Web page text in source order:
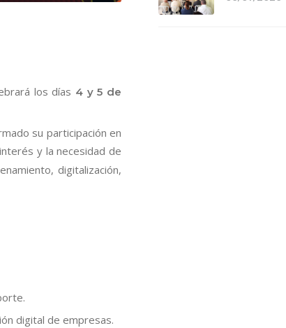
los días 4 y 5 de
su participación en
y la necesidad de
digitalización,
digital de empresas.